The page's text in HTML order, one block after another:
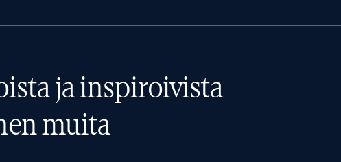
ja inspiroivista
muita